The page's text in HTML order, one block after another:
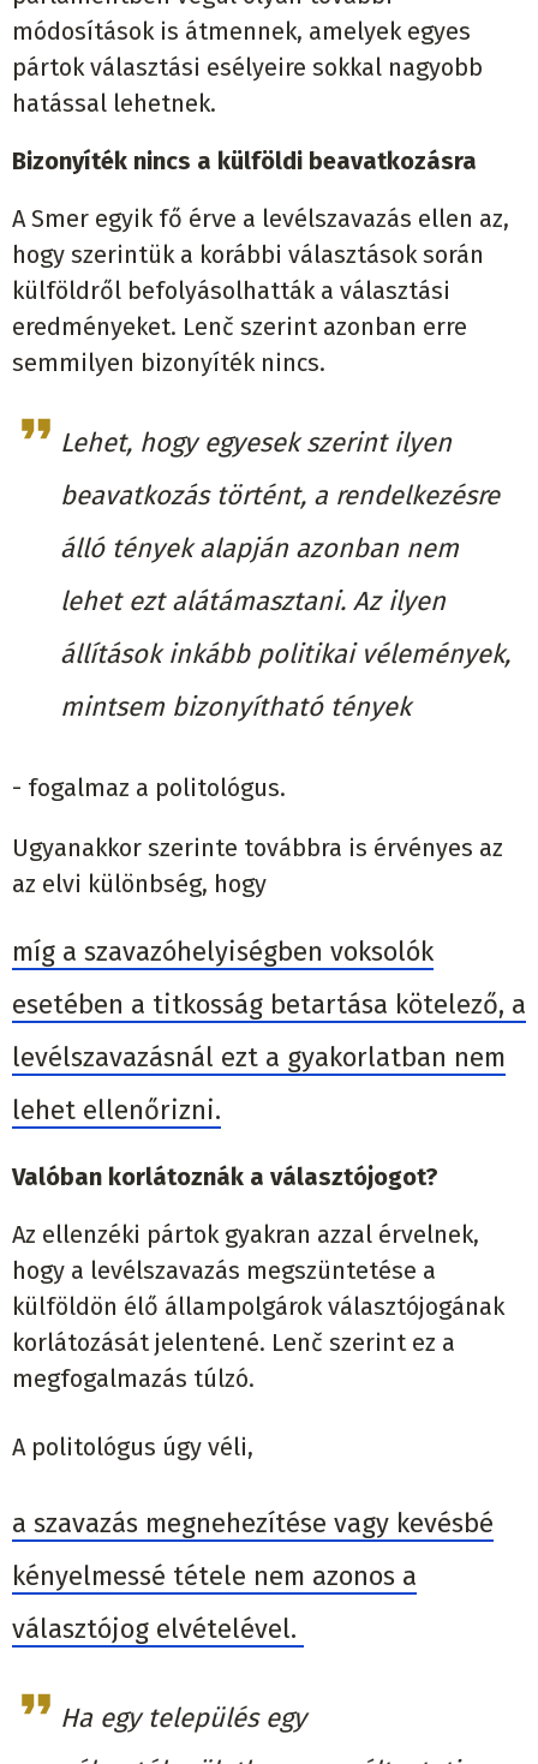
módosítások is átmennek, amelyek egyes
pártok választási esélyeire sokkal nagyobb
hatással lehetnek.
Bizonyíték nincs a külföldi beavatkozásra
A Smer egyik fő érve a levélszavazás ellen az,
hogy szerintük a korábbi választások során
külföldről befolyásolhatták a választási
eredményeket. Lenč szerint azonban erre
semmilyen bizonyíték nincs.
Lehet, hogy egyesek szerint ilyen
beavatkozás történt, a rendelkezésre
álló tények alapján azonban nem
lehet ezt alátámasztani. Az ilyen
állítások inkább politikai vélemények,
mintsem bizonyítható tények
- fogalmaz a politológus.
Ugyanakkor szerinte továbbra is érvényes az
az elvi különbség, hogy
míg a szavazóhelyiségben voksolók
esetében a titkosság betartása kötelező, a
levélszavazásnál ezt a gyakorlatban nem
lehet ellenőrizni.
Valóban korlátoznák a választójogot?
Az ellenzéki pártok gyakran azzal érvelnek,
hogy a levélszavazás megszüntetése a
külföldön élő állampolgárok választójogának
korlátozását jelentené. Lenč szerint ez a
megfogalmazás túlzó.
A politológus úgy véli,
a szavazás megnehezítése vagy kevésbé
kényelmessé tétele nem azonos a
választójog elvételével.
Ha egy település egy